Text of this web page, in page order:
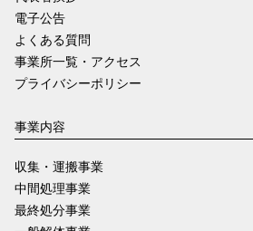
電子公告
よくある質問
事業所一覧・アクセス
プライバシーポリシー
事業内容
収集・運搬事業
中間処理事業
最終処分事業